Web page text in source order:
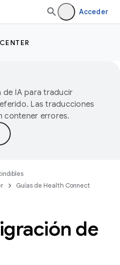
Acceder
de IA para traducir
Las traducciones
contener errores.
Guías de Health Connect
de